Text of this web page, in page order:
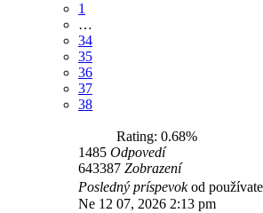
1
…
34
35
36
37
38
Rating: 0.68%
1485 Odpovedí
643387 Zobrazení
Posledný príspevokod
Ne 12 07, 2026 2:13 pm